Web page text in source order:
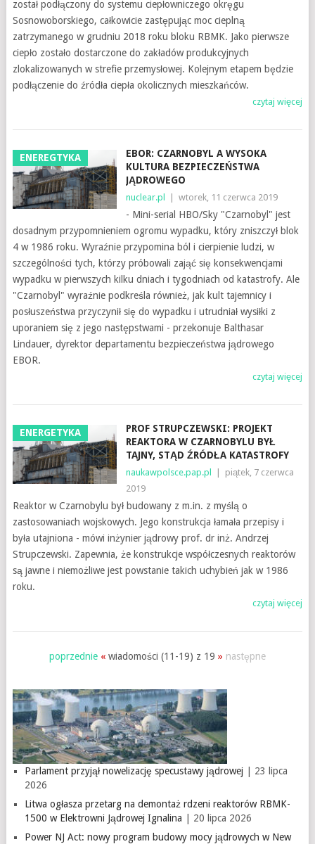
został podłączony do systemu ciepłowniczego okręgu
Sosnowoborskiego, całkowicie zastępując moc cieplną
zatrzymanego w grudniu 2018 roku bloku RBMK. Jako pierwsze
ciepło zostało dostarczone do zakładów produkcyjnych
zlokalizowanych w strefie przemysłowej. Kolejnym etapem będzie
podłączenie do źródła ciepła okolicznych mieszkańców.
czytaj więcej
ENEREGTYKA
EBOR: CZARNOBYL A WYSOKA
KULTURA BEZPIECZEŃSTWA
JĄDROWEGO
nuclear.pl wtorek, 11 czerwca 2019
- Mini-serial HBO/Sky "Czarnobyl" jest
dosadnym przypomnieniem ogromu wypadku, który zniszczył blok
4 w 1986 roku. Wyraźnie przypomina ból i cierpienie ludzi, w
szczególności tych, którzy próbowali zająć się konsekwencjami
wypadku w pierwszych kilku dniach i tygodniach od katastrofy. Ale
"Czarnobyl" wyraźnie podkreśla również, jak kult tajemnicy i
posłuszeństwa przyczynił się do wypadku i utrudniał wysiłki z
uporaniem się z jego następstwami - przekonuje Balthasar
Lindauer, dyrektor departamentu bezpieczeństwa jądrowego
EBOR.
czytaj więcej
ENERGETYKA
PROF STRUPCZEWSKI: PROJEKT
REAKTORA W CZARNOBYLU BYŁ
TAJNY, STĄD ŹRÓDŁA KATASTROFY
naukawpolsce.pap.pl
piątek, 7 czerwca
2019
Reaktor w Czarnobylu był budowany z m.in. z myślą o
zastosowaniach wojskowych. Jego konstrukcja łamała przepisy i
była utajniona - mówi inżynier jądrowy prof. dr inż. Andrzej
Strupczewski. Zapewnia, że konstrukcje współczesnych reaktorów
są jawne i niemożliwe jest powstanie takich uchybień jak w 1986
roku.
czytaj więcej
poprzednie «wiadomości (11-19) z 19 » następne
Parlament przyjął nowelizację specustawy jądrowej | 23 lipca
2026
Litwa ogłasza przetarg na demontaż rdzeni reaktorów RBMK-
1500 w Elektrowni Jądrowej Ignalina | 20 lipca 2026
Power NJ Act: nowy program budowy mocy jądrowych w New